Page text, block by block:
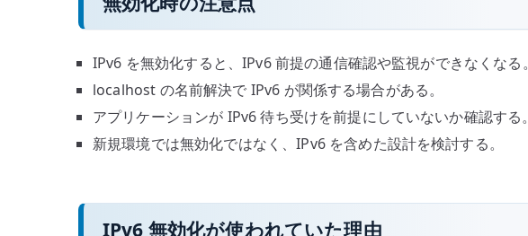
IPv6 を無効化すると、IPv6 前提の通信確認や監視ができなくなる。
localhost の名前解決で IPv6 が関係する場合がある。
アプリケーションが IPv6 待ち受けを前提にしていないか確認する。
新規環境では無効化ではなく、IPv6 を含めた設計を検討する。
IPv6 無効化が使われていた理由